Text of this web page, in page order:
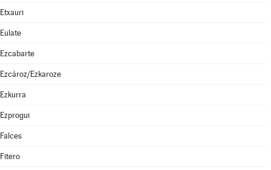
Etxauri
Eulate
Ezcabarte
Ezcároz/Ezkaroze
Ezkurra
Ezprogui
Falces
Fitero